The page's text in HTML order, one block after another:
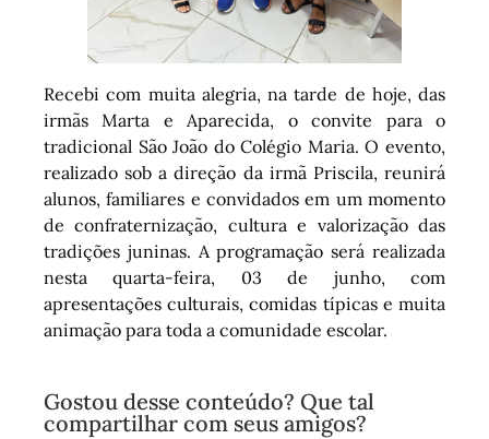
Recebi com muita alegria, na tarde de hoje, das
irmãs Marta e Aparecida, o convite para o
tradicional São João do Colégio Maria. O evento,
realizado sob a direção da irmã Priscila, reunirá
alunos, familiares e convidados em um momento
de confraternização, cultura e valorização das
tradições juninas. A programação será realizada
nesta quarta-feira, 03 de junho, com
apresentações culturais, comidas típicas e muita
animação para toda a comunidade escolar.
Gostou desse conteúdo? Que tal
compartilhar com seus amigos?